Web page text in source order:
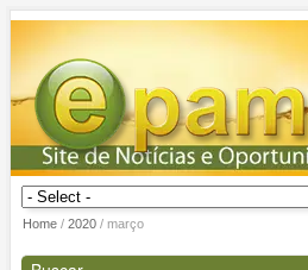
Home/ 2020/ março